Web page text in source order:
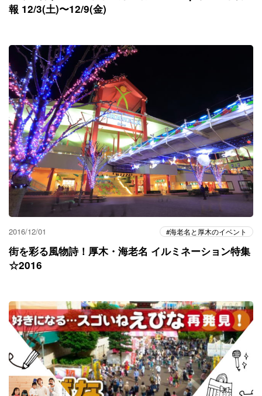
報 12/3(土)〜12/9(金)
2016/12/01 海老名と厚木のイベント
街を彩る風物詩！厚木・海老名 イルミネーション特集
☆2016